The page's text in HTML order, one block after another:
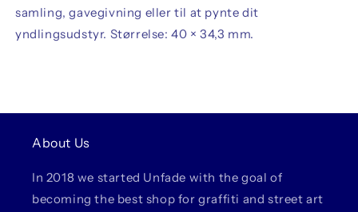
samling, gavegivning eller til at pynte dit
yndlingsudstyr. Størrelse: 40 × 34,3 mm.
About Us
In 2018 we started Unfade with the goal of
becoming the best shop for graffiti and street art